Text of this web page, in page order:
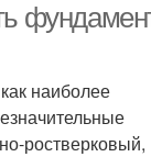
наиболее
ростверковый,